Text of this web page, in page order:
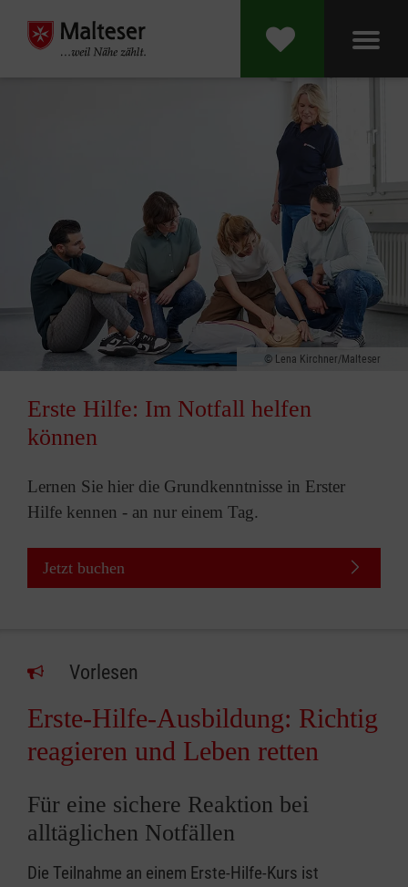
Lena Kirchner/Malteser
Erste Hilfe: Im Notfall helfen
können
Lernen Sie hier die Grundkenntnisse in Erster
Hilfe kennen - an nur einem Tag.
Jetzt buchen
Vorlesen
Erste-Hilfe-Ausbildung: Richtig
reagieren und Leben retten
Für eine sichere Reaktion bei
alltäglichen Notfällen
Die Teilnahme an einem Erste-Hilfe-Kurs ist